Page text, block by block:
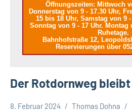
Öffnungszeiten: Mittwoch
Donnerstag von 9 - 17.30 Uhr,
15 bis 18 Uhr, Samstag von 9
Sonntag von 9 - 17 Uhr.
Ruhetage.
Bahnhofstraße 12,
Reservierungen über
Der Rotdornweg bleibt
8. Februar 2024 Thomas Dohna